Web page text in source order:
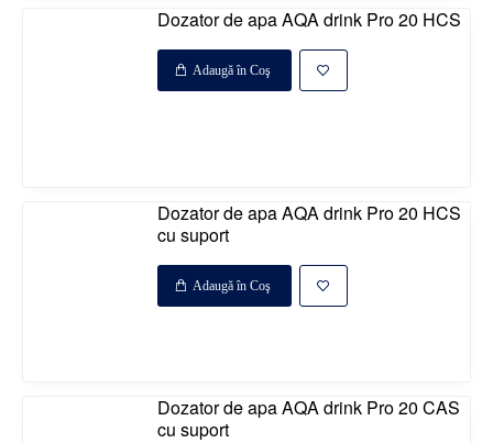
Dozator de apa AQA drink Pro 20 HCS
Adaugă în Coş
Dozator de apa AQA drink Pro 20 HCS
cu suport
Adaugă în Coş
Dozator de apa AQA drink Pro 20 CAS
cu suport